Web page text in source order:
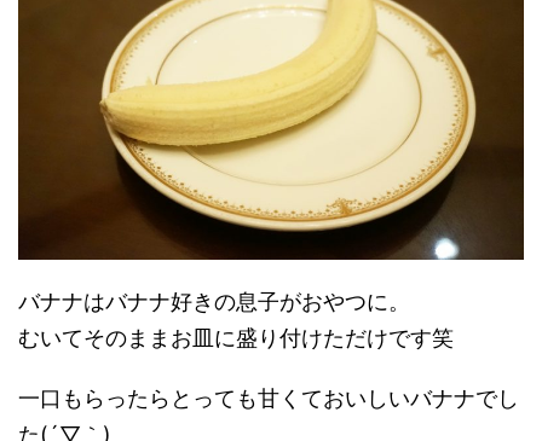
バナナはバナナ好きの息子がおやつに。
むいてそのままお皿に盛り付けただけです笑
一口もらったらとっても甘くておいしいバナナでし
た(´▽｀)